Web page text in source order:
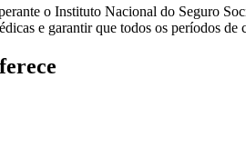
o Instituto Nacional do Seguro
e garantir que todos os períodos